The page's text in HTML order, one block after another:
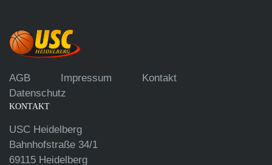
AGB Impressum
Kontakt
Datenschutz
KONTAKT
USC Heidelberg
Bahnhofstraße 34/1
69115 Heidelberg